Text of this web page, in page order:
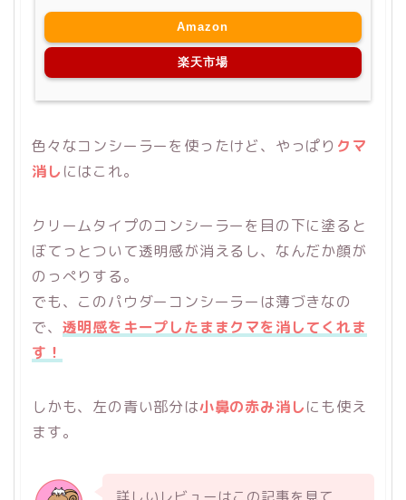
Amazon
楽天市場
色々なコンシーラーを使ったけど、やっぱり クマ
消し にはこれ。
クリームタイプのコンシーラーを目の下に塗ると
ぼてっとついて透明感が消えるし、なんだか顔が
のっぺりする。
でも、このパウダーコンシーラーは薄づきなの
で、 透明感をキープしたままクマを消してくれま
す！
しかも、左の青い部分は小鼻の赤み消しにも使え
ます。